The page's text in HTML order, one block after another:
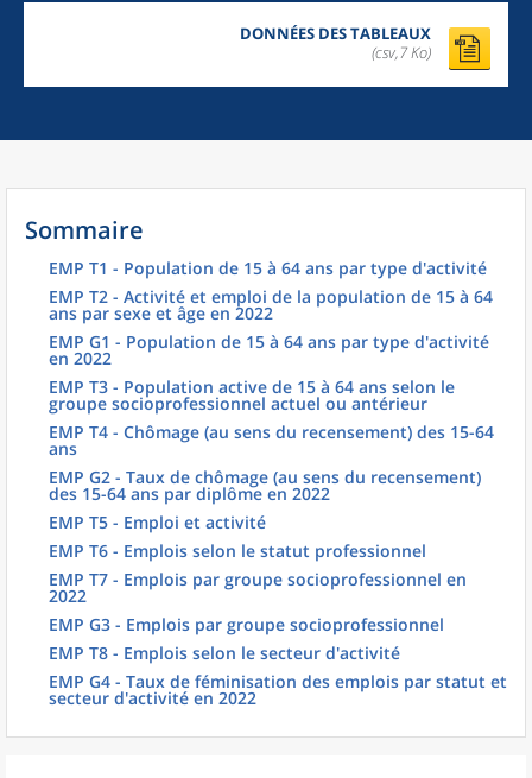
DONNÉES DES TABLEAUX
(csv,7 Ko)
Sommaire
EMP T1 - Population de 15 à 64 ans par type d'activité
EMP T2 - Activité et emploi de la population de 15 à 64
ans par sexe et âge en 2022
EMP G1 - Population de 15 à 64 ans par type d'activité
en 2022
EMP T3 - Population active de 15 à 64 ans selon le
groupe socioprofessionnel actuel ou antérieur
EMP T4 - Chômage (au sens du recensement) des 15-64
ans
EMP G2 - Taux de chômage (au sens du recensement)
des 15-64 ans par diplôme en 2022
EMP T5 - Emploi et activité
EMP T6 - Emplois selon le statut professionnel
EMP T7 - Emplois par groupe socioprofessionnel en
2022
EMP G3 - Emplois par groupe socioprofessionnel
EMP T8 - Emplois selon le secteur d'activité
EMP G4 - Taux de féminisation des emplois par statut et
secteur d'activité en 2022